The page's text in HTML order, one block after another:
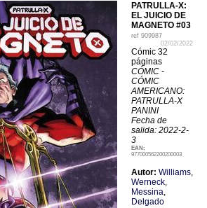
PATRULLA-X:
EL JUICIO DE
MAGNETO #03
ref 909987
02/02/2022
Cómic 32
páginas
CÓMIC -
CÓMIC
AMERICANO:
PATRULLA-X
PANINI
Fecha de
salida: 2022-2-
3
EAN:
977000562200200003
Autor: Williams,
Werneck,
Messina,
Delgado